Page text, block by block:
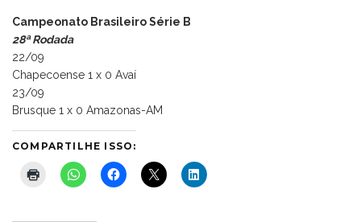
Campeonato Brasileiro Série B
28ª Rodada
22/09
Chapecoense 1 x 0 Avaí
23/09
Brusque 1 x 0 Amazonas-AM
COMPARTILHE ISSO: